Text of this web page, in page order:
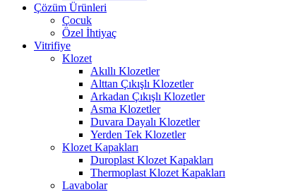
Çözüm Ürünleri
Çocuk
Özel İhtiyaç
Vitrifiye
Klozet
Akıllı Klozetler
Alttan Çıkışlı Klozetler
Arkadan Çıkışlı Klozetler
Asma Klozetler
Duvara Dayalı Klozetler
Yerden Tek Klozetler
Klozet Kapakları
Duroplast Klozet Kapakları
Thermoplast Klozet Kapakları
Lavabolar